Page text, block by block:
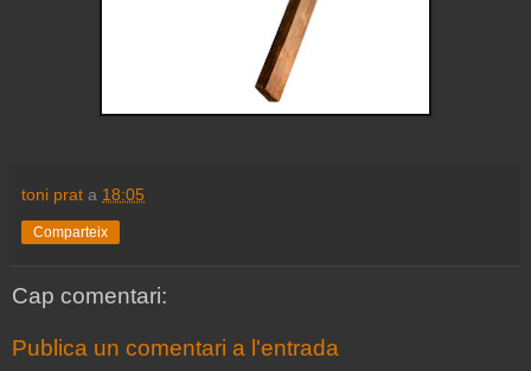
toni prat a 18:05
Comparteix
Cap comentari:
Publica un comentari a l'entrada